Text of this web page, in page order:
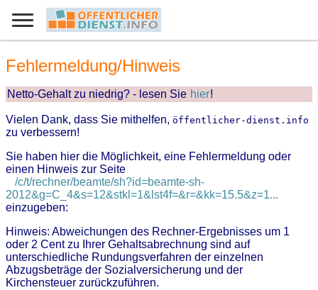
Fehlermeldung/Hinweis
Netto-Gehalt zu niedrig? - lesen Sie hier!
Vielen Dank, dass Sie mithelfen, öffentlicher-dienst.info
zu verbessern!
Sie haben hier die Möglichkeit, eine Fehlermeldung oder
einen Hinweis zur Seite
/c/t/rechner/beamte/sh?id=beamte-sh-
2012&g=C_4&s=12&stkl=1&lst4f=&r=&kk=15.5&z=1...
einzugeben:
Hinweis: Abweichungen des Rechner-Ergebnisses um 1
oder 2 Cent zu Ihrer Gehaltsabrechnung sind auf
unterschiedliche Rundungsverfahren der einzelnen
Abzugsbeträge der Sozialversicherung und der
Kirchensteuer zurückzuführen.